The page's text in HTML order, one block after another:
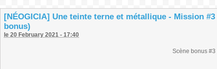
[NÉOGICIA] Une teinte terne et métallique - Mission #3
bonus)
le 20 February 2021 - 17:40
Scène bonus #3